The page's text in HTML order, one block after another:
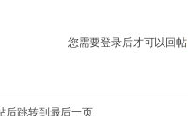
您需要登录后才可以回帖
后跳转到最后一页